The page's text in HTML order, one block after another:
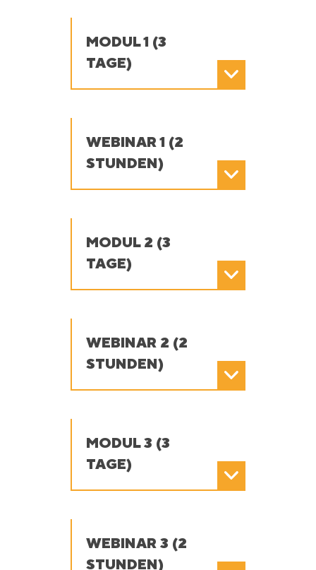
MODUL 1 (3
TAGE)
WEBINAR 1 (2
STUNDEN)
MODUL 2 (3
TAGE)
WEBINAR 2 (2
STUNDEN)
MODUL 3 (3
TAGE)
WEBINAR 3 (2
STUNDEN)